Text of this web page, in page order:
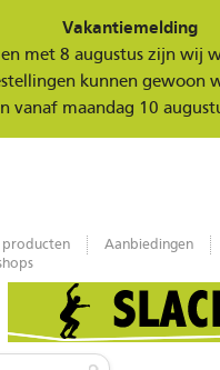
Vakantiemelding
met 8 augustus zijn wij
kunnen gewoon
vanaf maandag 10
producten Aanbiedingen